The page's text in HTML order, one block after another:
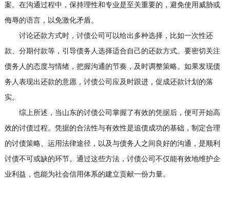
案。在沟通过程中，保持理性和专业是至关重要的，避免使用威胁或
侮辱的语言，以免激化矛盾。
讨论还款方式时，讨债公司可以给出多种选择，比如一次性还
款、分期付款等，引导债务人选择适合自己的还款方式。要密切关注
债务人的态度与情绪，把握沟通的节奏，及时调整策略。如果发现债
务人表现出还款的意愿，讨债公司应及时跟进，促成还款计划的落
实。
综上所述，当山东的讨债公司掌握了有效的凭据后，便可开始高
效的讨债过程。凭据的合法性与有效性是追债成功的基础，制定合理
的讨债策略、运用法律途径，以及与债务人之间良好的沟通，是顺利
讨债不可或缺的环节。通过这些方法，讨债公司不仅能有效地维护企
业利益，也能为社会信用体系的建立贡献一份力量。